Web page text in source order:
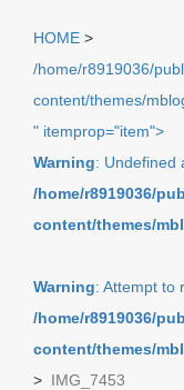
HOME >
/home/r8919036/
content/themes/
" itemprop="item">
Warning: Undefined
/home/r8919036/
content/themes/
Warning: Attempt to
/home/r8919036/
content/themes/
> IMG_7453